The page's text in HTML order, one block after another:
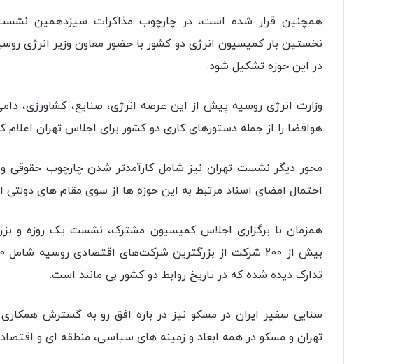
همچنین قرار شده است، در چارچوب مذاکرات سیزدهمین
نخستین بار کمیسیون انرژی دو کشور با حضور معاون وزیر انرژی
در این حوزه تشکیل شود.
وزارت انرژی روسیه پیش از این عرصه انرژی، صنایع، کشاورزی،
هوافضا را از جمله دستورهای کاری دو کشور برای اجلاس تهران اعلام
محور دیگر نشست تهران نیز شامل کارآمدتر شدن چارچوب حقوقی و
احتمال امضای اسناد مرتبط به این حوزه ها از سوی مقام های
همزمان با برگزاری اجلاس کمیسیون مشترک، نشست یک روزه و
تدارک دیده شده که در تاریخ روابط دو کشور بی مانند است.
سنایی سفیر ایران در مسکو نیز در باره افق رو به گسترش
تهران و مسکو در همه ابعاد و زمینه های سیاسی، منطقه ای و